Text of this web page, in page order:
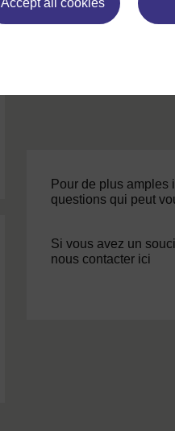
Accept all cookies
Pour de plus amples
questions qui peut
Si vous avez un
nous contacter ici